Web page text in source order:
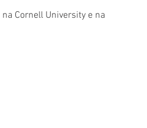
Cornell University e na